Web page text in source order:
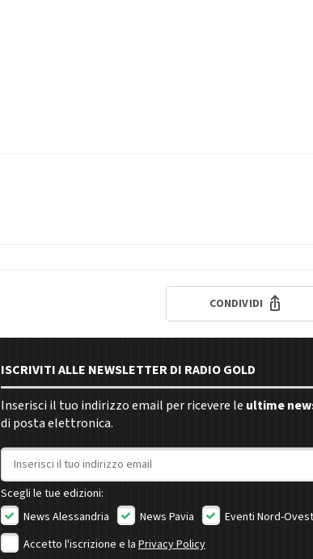
CONDIVIDI
ISCRIVITI ALLE NEWSLETTER DI RADIO GOLD
Inserisci il tuo indirizzo email per ricevere le ultime
di posta elettronica.
Indirizzo email
Scegli le tue edizioni:
News Alessandria
News Pavia
Eventi Nord-Ovest
Accetto l'iscrizione e laPrivacy Policy